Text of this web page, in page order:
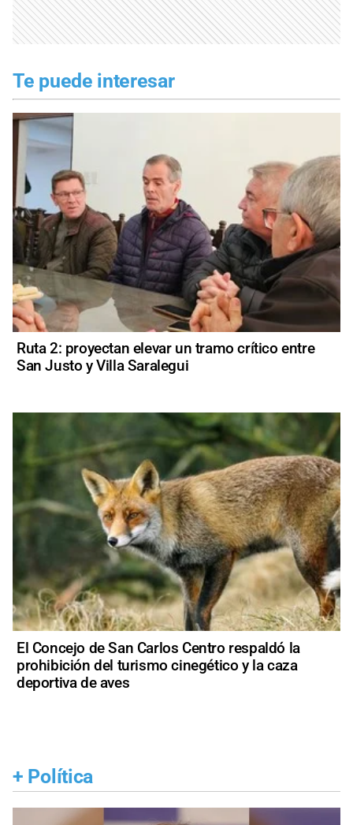
Te puede interesar
Ruta 2: proyectan elevar un tramo crítico entre
San Justo y Villa Saralegui
El Concejo de San Carlos Centro respaldó la
prohibición del turismo cinegético y la caza
deportiva de aves
+ Política